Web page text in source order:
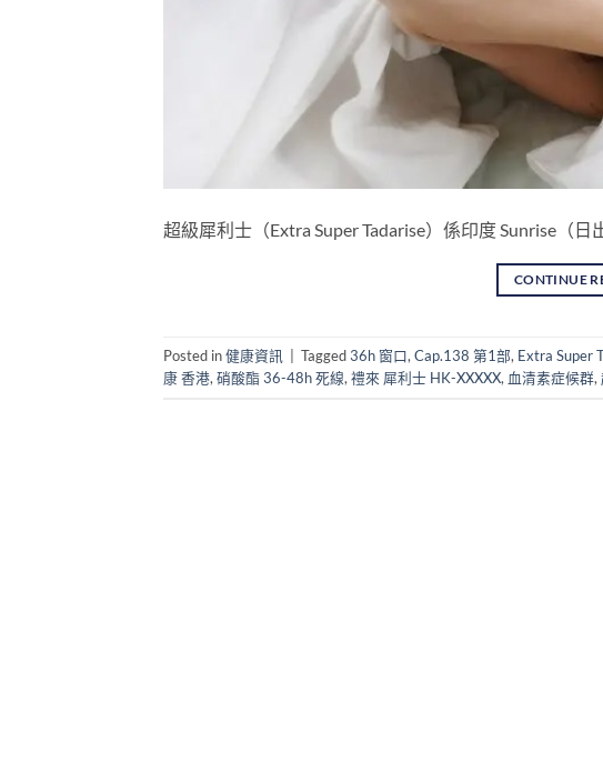
超級犀利士（Extra Super Tadarise）係印度 Sunrise（
CONTINUE
Posted in健康資訊 Tagged36h 窗口, Cap.138 第1部, Extra Super
康 香港, 硝酸酯 36-48h 死線, 禮來 犀利士 HK-XXXXX, 血清素症候群,